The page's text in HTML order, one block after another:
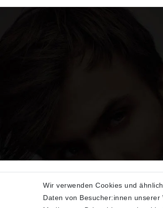
SHOP
Wir verwenden Cookies und
Daten von Besucher:innen